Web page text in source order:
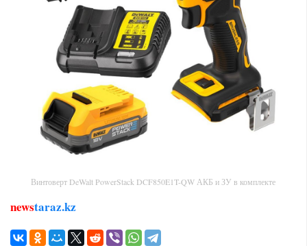
Винтоверт DeWalt PowerStack DCF850E1T-QW АКБ и ЗУ в комплекте
newstaraz.kz